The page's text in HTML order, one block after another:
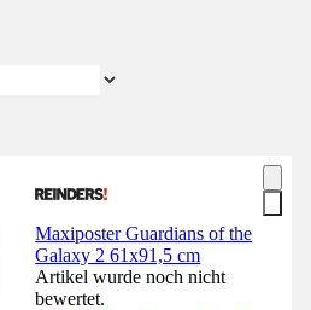
Maxiposter Guardians of the
Galaxy 2 61x91,5 cm
Artikel wurde noch nicht
bewertet.